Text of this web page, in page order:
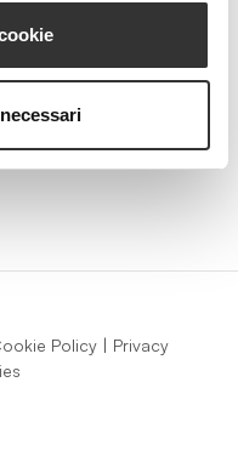
Policy | Privacy